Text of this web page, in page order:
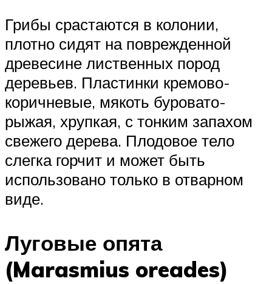
Грибы срастаются в колонии,
плотно сидят на поврежденной
древесине лиственных пород
деревьев. Пластинки кремово-
коричневые, мякоть буровато-
рыжая, хрупкая, с тонким запахом
свежего дерева. Плодовое тело
слегка горчит и может быть
использовано только в отварном
виде.
Луговые опята
(Marasmius oreades)